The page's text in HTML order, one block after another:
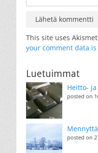
This site uses
your comment data is
Luetuimmat
Heitto-
posted on
posted on